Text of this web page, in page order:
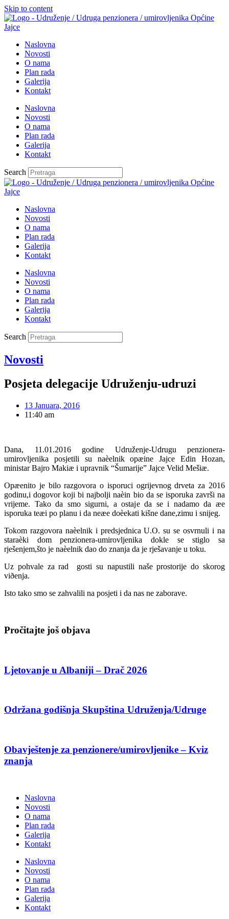
Skip to content
Naslovna
Novosti
O nama
Plan rada
Galerija
Kontakt
Naslovna
Novosti
O nama
Plan rada
Galerija
Kontakt
Search
Naslovna
Novosti
O nama
Plan rada
Galerija
Kontakt
Naslovna
Novosti
O nama
Plan rada
Galerija
Kontakt
Search
Novosti
Posjeta delegacije Udruženju-udruzi
13 Januara, 2016
11:40 am
Dana, 11.01.2016 godine Udruženje-Udrugu penzionera-
umirovljenika posjetili su naèelnik opæine Jajce Edin Hozan,
ministar Bajro Makiæ i upravnik “Šumarije” Jajce Velid Mešiæ.
Opæenito je bilo razgovora o isporuci ogrijevnog drveta za 2016
godinu,i dogovor koji bi najbolji naèin bio da se isporuka završi na
vrijeme. Tako da smo sigurni, a ostaje da se i nadamo da æe
isporuka teæi po planu i da neæe doèekati kišne dane,zimu i snijeg.
Tokom razgovora naèelnik i predsjednica U.O. su se osvrnuli i na
staraèki dom penzionera-umirovljenika dokle se stiglo sa
rješenjem,što je naèelnik dao do znanja da je rješavanje u toku.
Uz pohvale za rad gosti su napustili naše prostorije do skorog
viðenja.
Isto tako smo se zahvalili na posjeti i da nas ne zaborave.
Pročitajte još objava
Ljetovanje u Albaniji – Drač 2026
Održana godišnja Skupština Udruženja/Udruge
Obavještenje za penzionere/umirovljenike – Kviz
znanja
Naslovna
Novosti
O nama
Plan rada
Galerija
Kontakt
Naslovna
Novosti
O nama
Plan rada
Galerija
Kontakt